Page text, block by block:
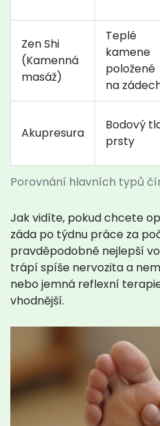
Porovnání hlavních typů
Zen Shi
(Kamenná
masáž)
Teplé
kamene
položené
na
Akupresura
Bodový
prsty
Jak vidíte, pokud chcete
záda po týdnu práce za
pravděpodobně nejlepší
trápí spíše nervozita a
nebo jemná reflexní
vhodnější.